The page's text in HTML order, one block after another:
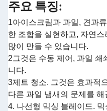
주요 특징:
1아이스크림과 과일, 견과
한 조합을 실현하고, 자연
많이 만들 수 있습니다.
2그것은 수동 제어, 과일 쇄
니다.
3제트 청소. 그것은 효과적
다른 과일 냄새의 문제를
4. 나선형 믹싱 블레이드.